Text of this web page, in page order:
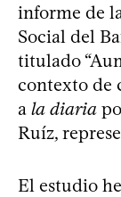
informe de
Social del
titulado
contexto de
a la diaria
Ruíz,
El estudio